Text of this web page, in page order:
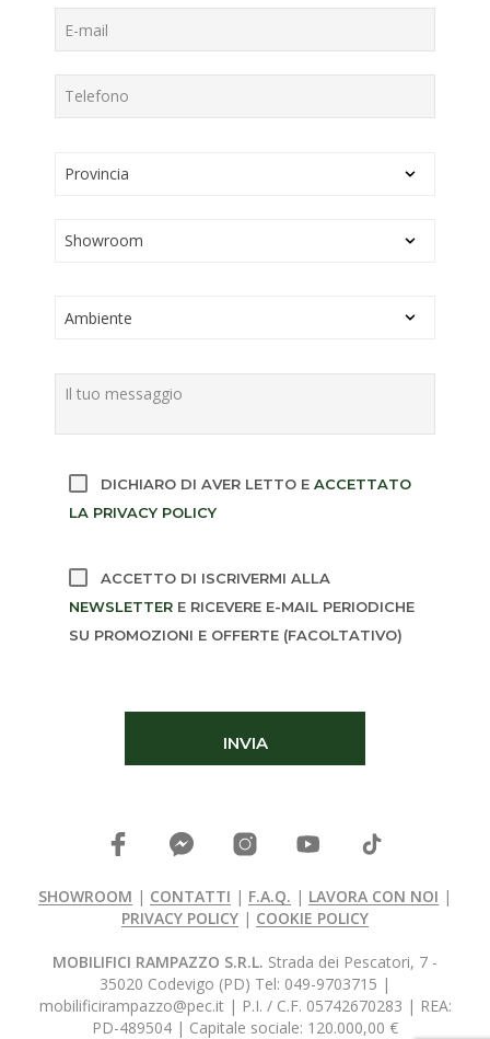
DICHIARO DI AVER LETTO EACCETTATO
LA PRIVACY POLICY
ACCETTO DI ISCRIVERMI ALLA
NEWSLETTER E RICEVERE E-MAIL PERIODICHE
SU PROMOZIONI E OFFERTE (FACOLTATIVO)
SHOWROOM | CONTATTI | F.A.Q. | LAVORA CON NOI |
PRIVACY POLICY | COOKIE POLICY
MOBILIFICI RAMPAZZO S.R.L. Strada dei Pescatori, 7 -
35020 Codevigo (PD) Tel: 049-9703715 |
mobilificirampazzo@pec.it | P.I. / C.F. 05742670283 | REA:
PD-489504 | Capitale sociale: 120.000,00 €